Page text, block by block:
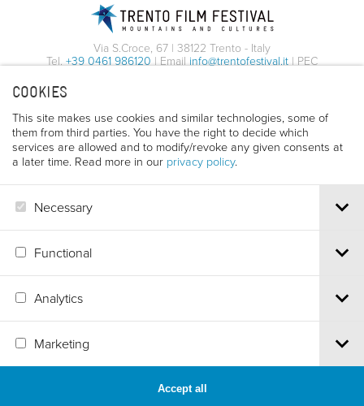
COOKIES
This site makes use cookies and similar technologies, some of
them from third parties. You have the right to decide which
services are allowed and to modify/revoke any given consents at
a later time. Read more in our privacy policy.
Necessary
Functional
Analytics
Marketing
Accept all
Via S.Croce, 67 | 38122 Trento - Italy
Tel. +39 0461 986120 | Email info@trentofestival.it | PEC